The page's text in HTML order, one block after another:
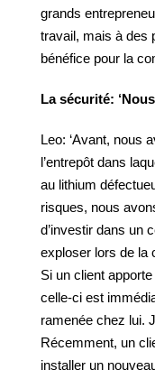
grands
travail, mais à des
bénéfice pour la
La sécurité:
Leo: ‘Avant, nous
l’entrepôt dans
au lithium
risques, nous
d’investir dans un
exploser lors de la
Si un client
celle-ci est
ramenée chez lui.
Récemment, un
installer un